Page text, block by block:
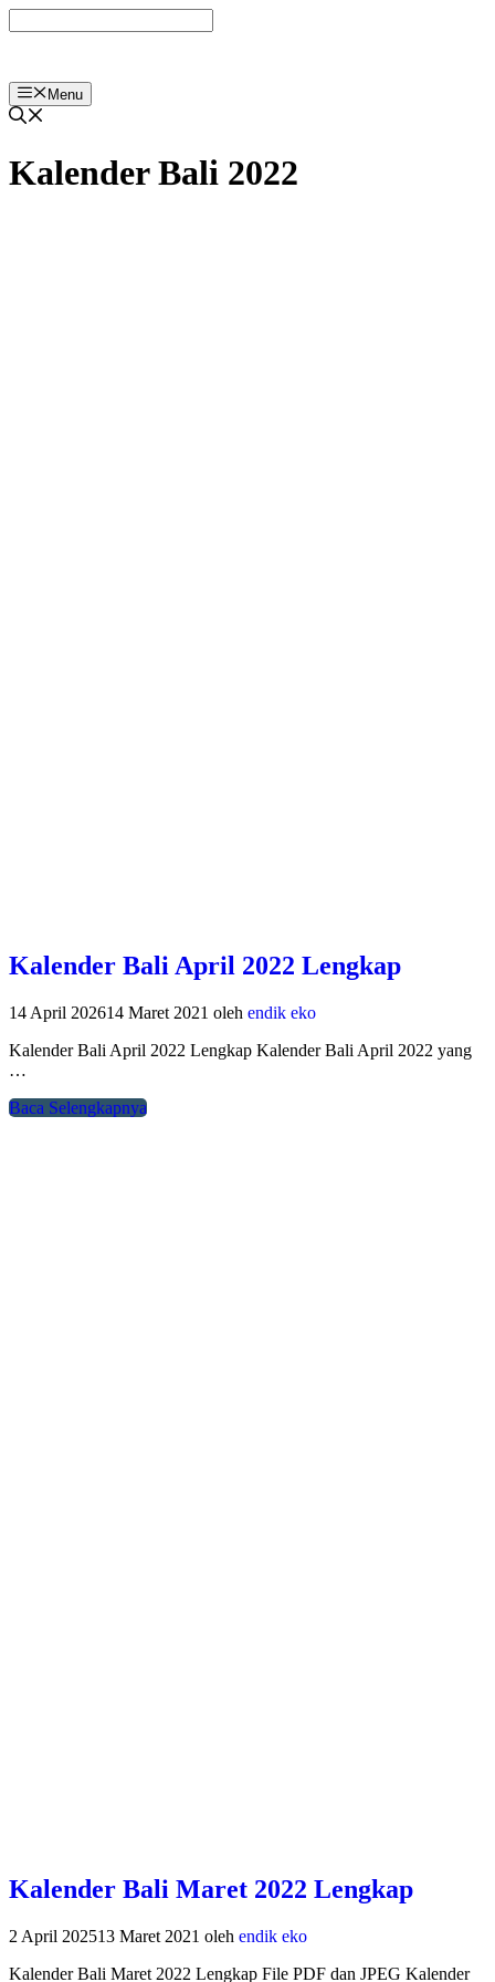
ke
Menu
Kalender Bali 2022
Kalender Bali April 2022 Lengkap
14 April 202614 Maret 2021 oleh endik eko
Kalender Bali April 2022 Lengkap Kalender Bali April 2022 yang
…
Baca Selengkapnya
Kalender Bali Maret 2022 Lengkap
2 April 202513 Maret 2021 oleh endik eko
Kalender Bali Maret 2022 Lengkap File PDF dan JPEG Kalender